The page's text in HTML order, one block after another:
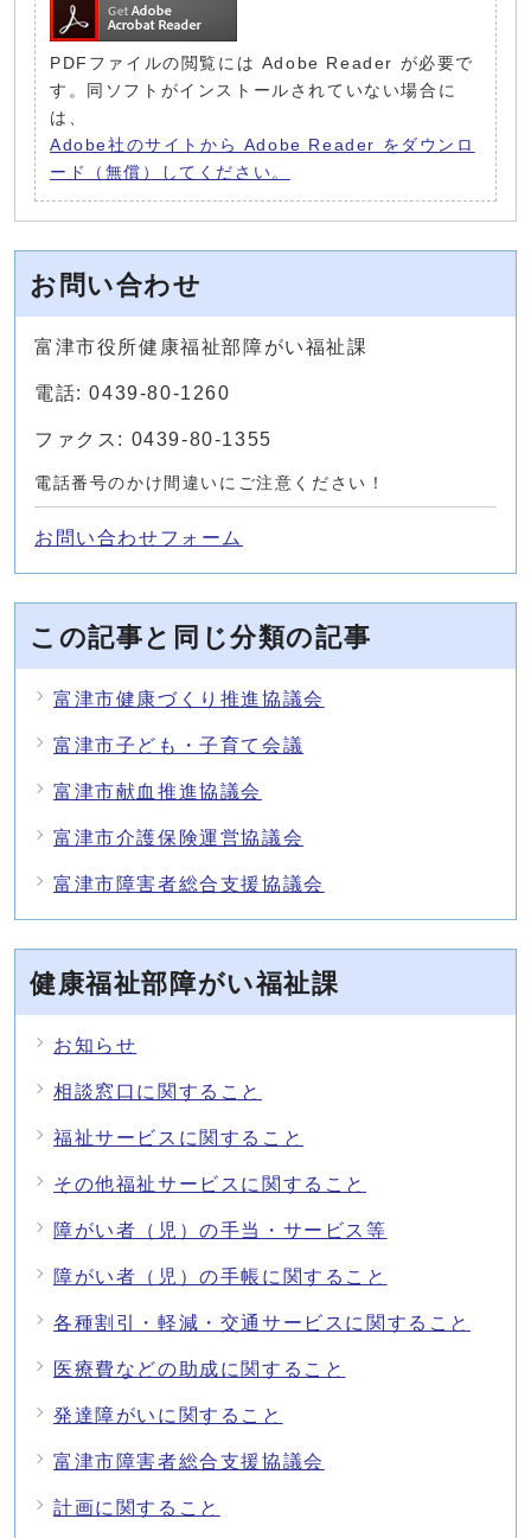
PDFファイルの閲覧には Adobe Reader が必要で
す。同ソフトがインストールされていない場合に
は、
Adobe社のサイトから Adobe Reader をダウンロ
ード（無償）してください。
お問い合わせ
富津市役所健康福祉部障がい福祉課
電話: 0439-80-1260
ファクス: 0439-80-1355
電話番号のかけ間違いにご注意ください！
お問い合わせフォーム
この記事と同じ分類の記事
富津市健康づくり推進協議会
富津市子ども・子育て会議
富津市献血推進協議会
富津市介護保険運営協議会
富津市障害者総合支援協議会
健康福祉部障がい福祉課
お知らせ
相談窓口に関すること
福祉サービスに関すること
その他福祉サービスに関すること
障がい者（児）の手当・サービス等
障がい者（児）の手帳に関すること
各種割引・軽減・交通サービスに関すること
医療費などの助成に関すること
発達障がいに関すること
富津市障害者総合支援協議会
計画に関すること